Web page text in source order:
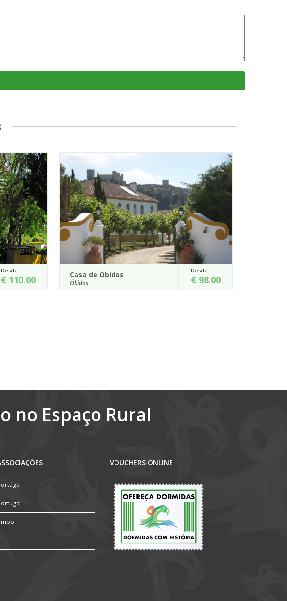
€ 98.00
enquadramento do Castelo da
se a Casa de Óbidos,
XIX.
Quinta do Covanco
no Espaço Rural
VOUCHERS ONLINE